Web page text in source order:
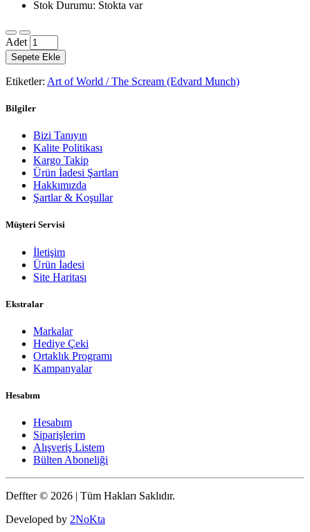
Stok Durumu: Stokta var
Adet
Sepete Ekle
Etiketler: Art of World / The Scream (Edvard Munch)
Bilgiler
Bizi Tanıyın
Kalite Politikası
Kargo Takip
Ürün İadesi Şartları
Hakkımızda
Şartlar & Koşullar
Müşteri Servisi
İletişim
Ürün İadesi
Site Haritası
Ekstralar
Markalar
Hediye Çeki
Ortaklık Programı
Kampanyalar
Hesabım
Hesabım
Siparişlerim
Alışveriş Listem
Bülten Aboneliği
Deffter © 2026 | Tüm Hakları Saklıdır.
Developed by 2NoKta